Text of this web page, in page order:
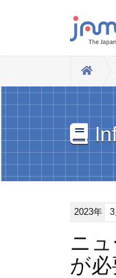
2023年 3
ニ
が必